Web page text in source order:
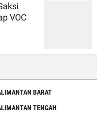
VOC
BARAT
TENGAH